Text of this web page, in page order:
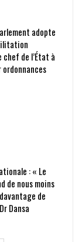
adopte
de l’État à
: « Le
de nous moins
de
Dansa